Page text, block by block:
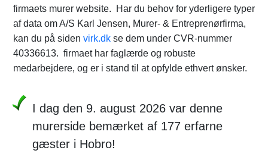
firmaets murer website. Har du behov for yderligere typer
af data om A/S Karl Jensen, Murer- & Entreprenørfirma,
kan du på siden virk.dk se dem under CVR-nummer
40336613. firmaet har faglærde og robuste
medarbejdere, og er i stand til at opfylde ethvert ønsker.
I dag den 9. august 2026 var denne
murerside bemærket af 177 erfarne
gæster i Hobro!